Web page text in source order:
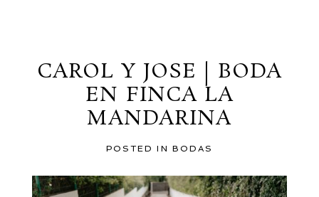
CAROL Y JOSE | BODA
EN FINCA LA
MANDARINA
POSTED IN BODAS